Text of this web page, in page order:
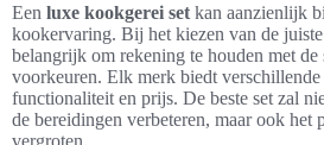
Een luxe kookgerei set kan aanzienlijk
kookervaring. Bij het kiezen van de juiste
belangrijk om rekening te houden met de
voorkeuren. Elk merk biedt
functionaliteit en prijs. De beste set zal
de bereidingen verbeteren, maar ook het
vergroten.